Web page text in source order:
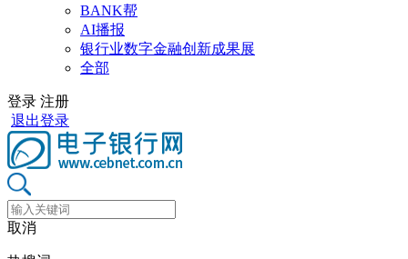
BANK帮
AI播报
银行业数字金融创新成果展
全部
登录 注册
退出登录
取消